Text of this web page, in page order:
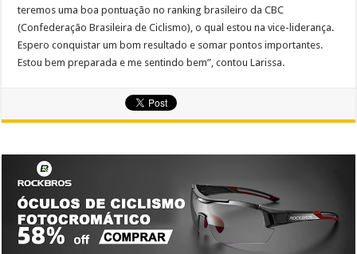
teremos uma boa pontuação no ranking brasileiro da CBC
(Confederação Brasileira de Ciclismo), o qual estou na vice-liderança.
Espero conquistar um bom resultado e somar pontos importantes.
Estou bem preparada e me sentindo bem”, contou Larissa.